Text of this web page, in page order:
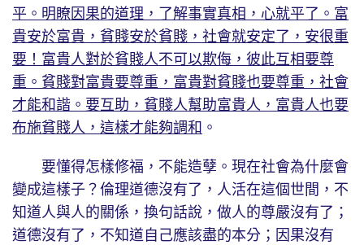
平。明瞭因果的道理，了解事實真相，心就平了。富
貴安於富貴，貧賤安於貧賤，社會就安定了，安很重
要！富貴人對於貧賤人不可以欺侮，彼此互相要尊
重。貧賤對富貴要尊重，富貴對貧賤也要尊重，社會
才能和諧。要互助，貧賤人幫助富貴人，富貴人也要
布施貧賤人，這樣才能夠調和 。
要懂得怎樣修福，不能造孽。現在社會為什麼會
變成這樣子？倫理道德沒有了，人活在這個世間，不
知道人與人的關係，換句話說，做人的尊嚴沒有了；
道德沒有了，不知道自己應該盡的本分；因果沒有